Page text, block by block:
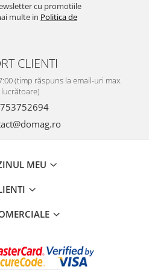
cu promotiile
multe in Politica de
CLIENTI
(timp răspuns la email-uri max.
lucrătoare)
MEU